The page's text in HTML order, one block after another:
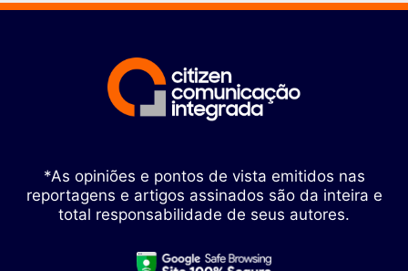
*As opiniões e pontos de vista emitidos nas
reportagens e artigos assinados são da inteira e
total responsabilidade de seus autores.